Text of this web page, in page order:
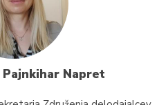
Pajnkihar Napret